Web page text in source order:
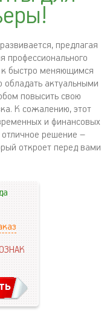
предлагая
профессионального
к быстро меняющимся
актуальными
повысить свою
К сожалению, этот
и финансовых
отличное решение –
откроет перед вами